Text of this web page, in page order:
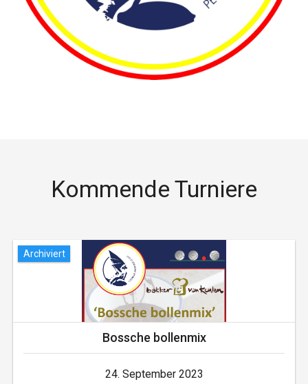
Kommende Turniere
Archiviert
Bossche bollenmix
24. September 2023